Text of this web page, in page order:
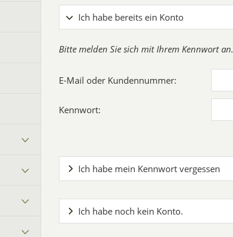
Ich habe bereits ein Konto
Bitte melden Sie sich mit Ihrem Kennwort an.
E-Mail oder Kundennummer:
Kennwort:
Ich habe mein Kennwort vergessen
Ich habe noch kein Konto.